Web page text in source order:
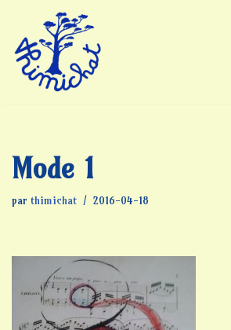
Aller
au
contenu
Mode 1
par thimichat 2016-04-18